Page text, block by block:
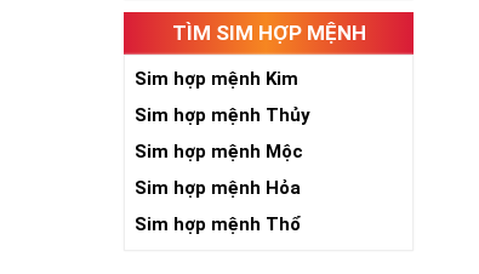
TÌM SIM HỢP MỆNH
Sim hợp mệnh Kim
Sim hợp mệnh Thủy
Sim hợp mệnh Mộc
Sim hợp mệnh Hỏa
Sim hợp mệnh Thổ